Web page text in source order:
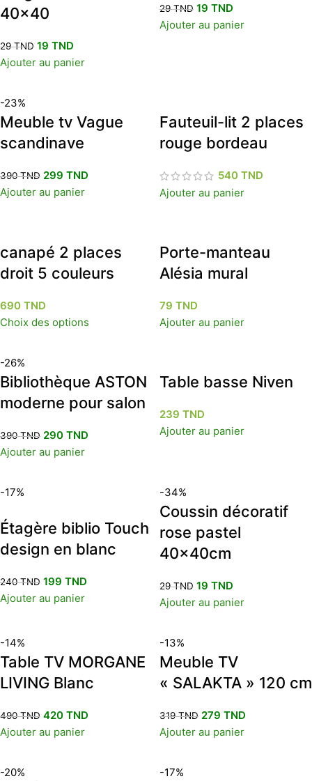
40×40
29TND 19 TND
Ajouter au panier
29TND 19 TND
Ajouter au panier
-23%
Meuble tv Vague
scandinave
390TND 299 TND
Ajouter au panier
Fauteuil-lit 2 places
rouge bordeau
540 TND
Ajouter au panier
canapé 2 places
droit 5 couleurs
690 TND
Choix des options
Porte-manteau
Alésia mural
79 TND
Ajouter au panier
-26%
Bibliothèque ASTON
moderne pour salon
390TND 290 TND
Ajouter au panier
Table basse Niven
239 TND
Ajouter au panier
-17%
Étagère biblio Touch
design en blanc
240TND 199 TND
Ajouter au panier
-34%
Coussin décoratif
rose pastel
40x40cm
29TND 19 TND
Ajouter au panier
-14%
Table TV MORGANE
LIVING Blanc
490TND 420 TND
Ajouter au panier
-13%
Meuble TV
« SALAKTA » 120 cm
319TND 279 TND
Ajouter au panier
-20% -17%